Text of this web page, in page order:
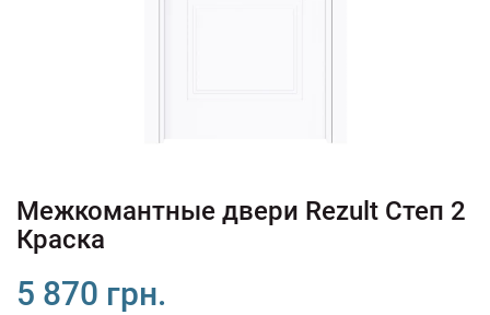
Межкомантные двери Rezult Степ 2
Краска
5 870 грн.